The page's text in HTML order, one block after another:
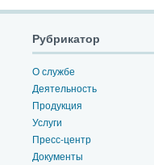
Рубрикатор
О службе
Деятельность
Продукция
Услуги
Пресс-центр
Документы